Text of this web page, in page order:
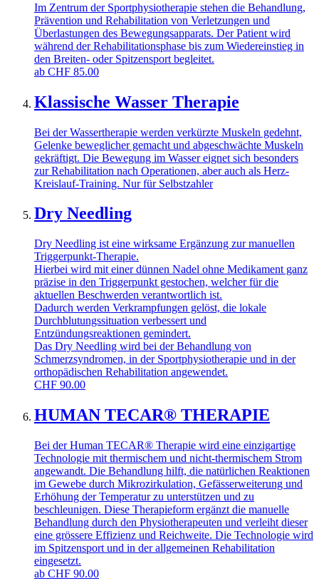
Im Zentrum der Sportphysiotherapie stehen die Behandlung,
Prävention und Rehabilitation von Verletzungen und
Überlastungen des Bewegungsapparats. Der Patient wird
während der Rehabilitationsphase bis zum Wiedereinstieg in
den Breiten- oder Spitzensport begleitet.
ab CHF 85.00
Klassische Wasser Therapie
Bei der Wassertherapie werden verkürzte Muskeln gedehnt,
Gelenke beweglicher gemacht und abgeschwächte Muskeln
gekräftigt. Die Bewegung im Wasser eignet sich besonders
zur Rehabilitation nach Operationen, aber auch als Herz-
Kreislauf-Training. Nur für Selbstzahler
Dry Needling
Dry Needling ist eine wirksame Ergänzung zur manuellen
Triggerpunkt-Therapie.
Hierbei wird mit einer dünnen Nadel ohne Medikament ganz
präzise in den Triggerpunkt gestochen, welcher für die
aktuellen Beschwerden verantwortlich ist.
Dadurch werden Verkrampfungen gelöst, die lokale
Durchblutungssituation verbessert und
Entzündungsreaktionen gemindert.
Das Dry Needling wird bei der Behandlung von
Schmerzsyndromen, in der Sportphysiotherapie und in der
orthopädischen Rehabilitation angewendet.
CHF 90.00
HUMAN TECAR® THERAPIE
Bei der Human TECAR® Therapie wird eine einzigartige
Technologie mit thermischem und nicht-thermischem Strom
angewandt. Die Behandlung hilft, die natürlichen Reaktionen
im Gewebe durch Mikrozirkulation, Gefässerweiterung und
Erhöhung der Temperatur zu unterstützen und zu
beschleunigen. Diese Therapieform ergänzt die manuelle
Behandlung durch den Physiotherapeuten und verleiht dieser
eine grössere Effizienz und Reichweite. Die Technologie wird
im Spitzensport und in der allgemeinen Rehabilitation
eingesetzt.
ab CHF 90.00